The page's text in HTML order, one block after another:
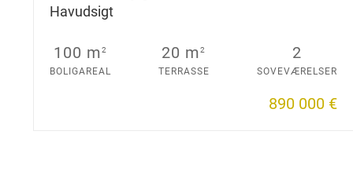
Havudsigt
100 m2
BOLIGAREAL
20 m2
TERRASSE
2
SOVEVÆRELSER
890 000 €